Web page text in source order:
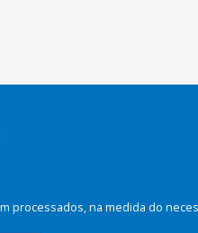
na medida do